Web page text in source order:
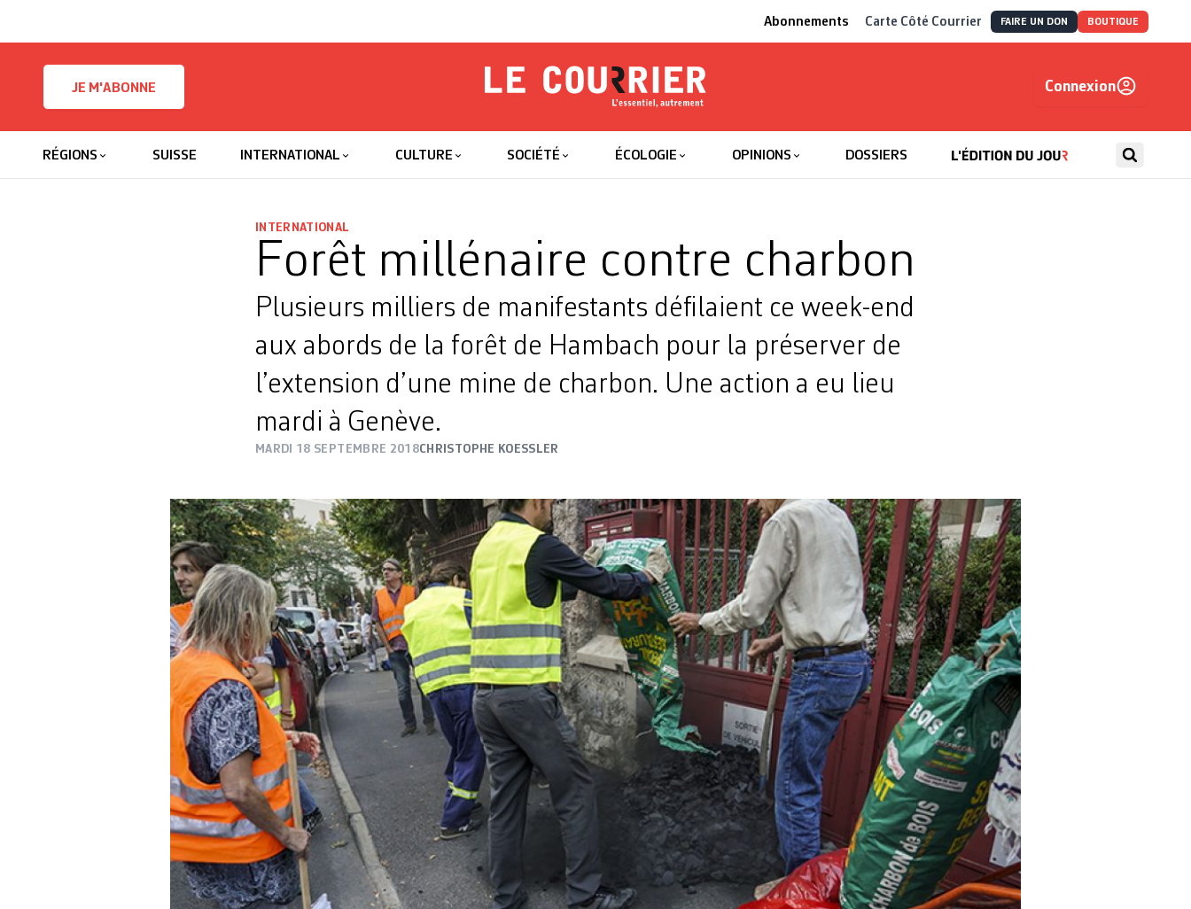
Abonnements Carte Côté Courrier FAIRE UN DON BOUTIQUE
JE M'ABONNE
Le Courrier
Connexion
RÉGIONS SUISSE INTERNATIONAL CULTURE SOCIÉTÉ ÉCOLOGIE OPINIONS DOSSIERS
INTERNATIONAL
Forêt millénaire contre charbon
Plusieurs milliers de manifestants défilaient ce week-end
aux abords de la forêt de Hambach pour la préserver de
l’extension d’une mine de charbon. Une action a eu lieu
mardi à Genève.
MARDI 18 SEPTEMBRE 2018CHRISTOPHE KOESSLER